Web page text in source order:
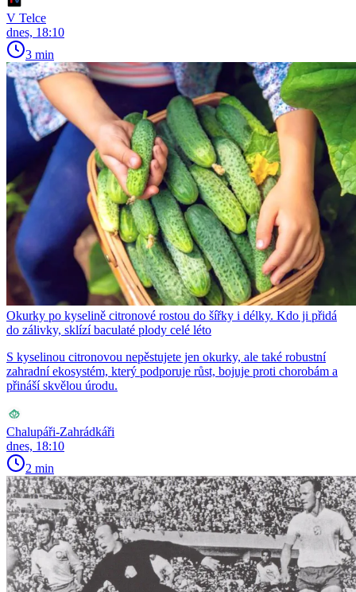
V Telce
dnes, 18:10
3 min
Okurky po kyselině citronové rostou do šířky i délky. Kdo ji přidá
do zálivky, sklízí baculaté plody celé léto
S kyselinou citronovou nepěstujete jen okurky, ale také robustní
zahradní ekosystém, který podporuje růst, bojuje proti chorobám a
přináší skvělou úrodu.
Chalupáři-Zahrádkáři
dnes, 18:10
2 min